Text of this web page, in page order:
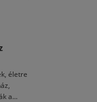
életre
a...